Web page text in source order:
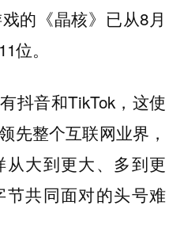
的《晶核》已从8月
位。
抖音和TikTok，这使
先整个互联网业界，
大到更大、多到更
共同面对的头号难